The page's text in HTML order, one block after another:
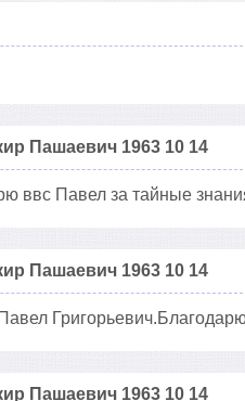
Пашаевич 1963 10 14
ввс Павел за тайные
Пашаевич 1963 10 14
Пашаевич 1963 10 14